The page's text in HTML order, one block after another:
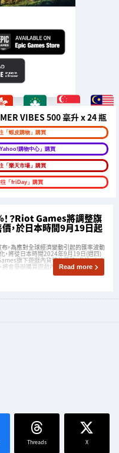
VIBES 500 毫升 x 24 瓶
「蝦皮購物」購買
購物中心」購買
「樂天市場」購買
往「friDay」購買
？Riot Games將調整旗
，於日本時間9月19日起
，為應對全球經濟變動引起的匯率波動
，將從日本時間2024年9月19日(週四)
旗下遊戲內貨幣的價格。此外，在本
將會舉辦購買遊戲內貨幣時附加額外獎
Read more
Threads X